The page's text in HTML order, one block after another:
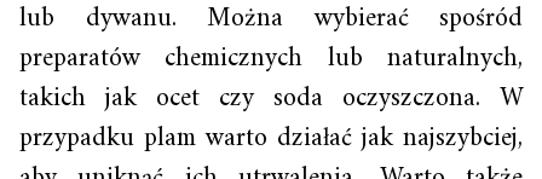
lub dywanu. Można wybierać spośród
preparatów chemicznych lub naturalnych,
takich jak ocet czy soda oczyszczona. W
przypadku plam warto działać jak najszybciej,